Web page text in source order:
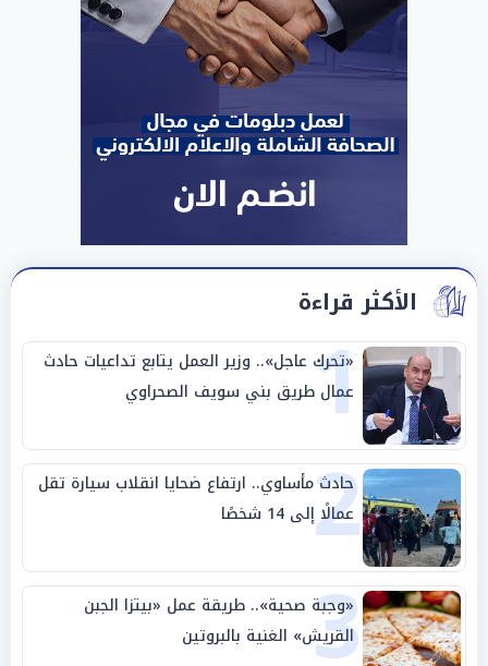
الأكثر قراءة
1
«تحرك عاجل».. وزير العمل يتابع تداعيات حادث
عمال طريق بني سويف الصحراوي
2
حادث مأساوي.. ارتفاع ضحايا انقلاب سيارة تقل
عمالًا إلى 14 شخصًا
3
«وجبة صحية».. طريقة عمل «بيتزا الجبن
القريش» الغنية بالبروتين